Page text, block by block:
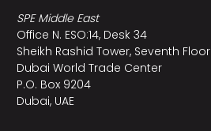
SPE Middle East
Office N. ESO:14, Desk 34
Sheikh Rashid Tower, Seventh Floor
Dubai World Trade Center
P.O. Box 9204
Dubai, UAE